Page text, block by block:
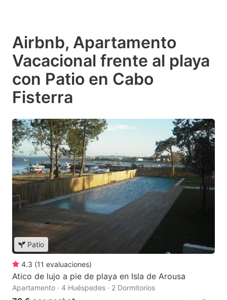
Airbnb, Apartamento
Vacacional frente al playa
con Patio en Cabo
Fisterra
Patio
4.3 (11 evaluaciones)
Atico de lujo a pie de playa en Isla de Arousa
Apartamento · 4 Huéspedes · 2 Dormitorios